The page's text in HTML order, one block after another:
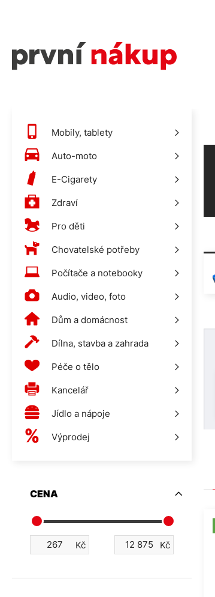
Mobily, tablety
Auto-moto
E-Cigarety
Zdraví
Pro děti
Chovatelské potřeby
Počítače a notebooky
Audio, video, foto
Dům a domácnost
Dílna, stavba a zahrada
Péče o tělo
Kancelář
Jídlo a nápoje
Výprodej
CENA
Kč Kč